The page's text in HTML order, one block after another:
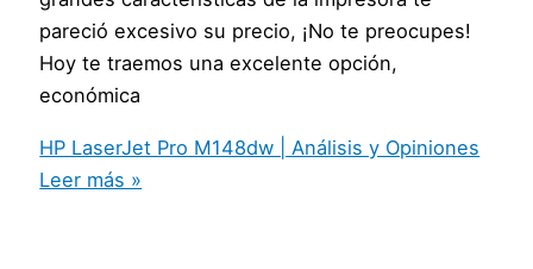
pareció excesivo su precio, ¡No te preocupes!
Hoy te traemos una excelente opción,
económica
HP LaserJet Pro M148dw | Análisis y Opiniones
Leer más »